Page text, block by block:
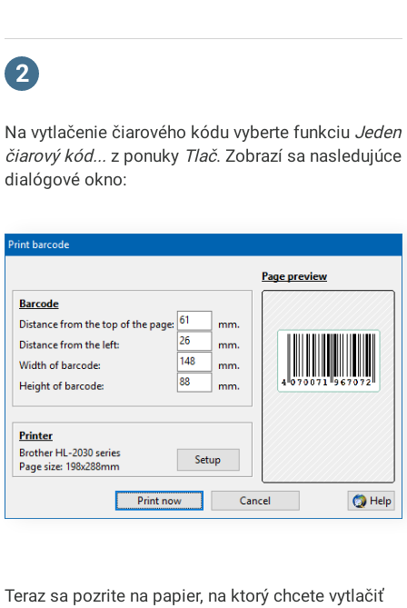
2
Na vytlačenie čiarového kódu vyberte funkciu Jeden
čiarový kód... z ponuky Tlač. Zobrazí sa nasledujúce
dialógové okno:
Teraz sa pozrite na papier, na ktorý chcete vytlačiť